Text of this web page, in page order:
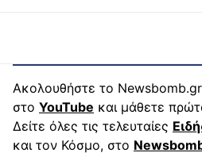
Ακολουθήστε το
στο YouTube και μάθετε
Δείτε όλες τις τελευταίες
και τον Κόσμο, στο